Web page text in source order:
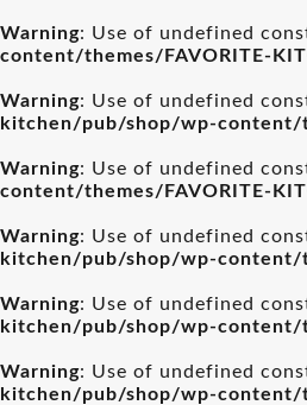
Warning: Use of undefined
content/themes/FAVORITE-
Warning: Use of undefined
kitchen/pub/shop/wp-content/
Warning: Use of undefined
content/themes/FAVORITE-
Warning: Use of undefined
kitchen/pub/shop/wp-content/
Warning: Use of undefined
kitchen/pub/shop/wp-content/
Warning: Use of undefined
kitchen/pub/shop/wp-content/